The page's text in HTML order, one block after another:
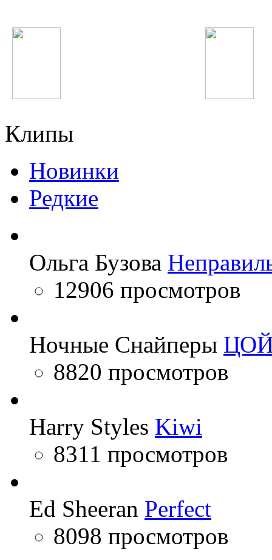
Клипы
Новинки
Редкие
Ольга Бузова
12906 просмотров
Ночные Снайперы
8820 просмотров
Harry Styles Kiwi
8311 просмотров
Ed Sheeran Perfect
8098 просмотров